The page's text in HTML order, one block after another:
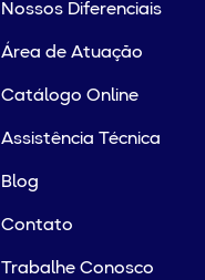
Nossos Diferenciais
Área de Atuação
Catálogo Online
Assistência Técnica
Blog
Contato
Trabalhe Conosco